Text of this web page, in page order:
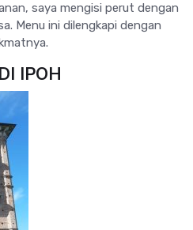
saya mengisi perut dengan
Menu ini dilengkapi dengan
IPOH